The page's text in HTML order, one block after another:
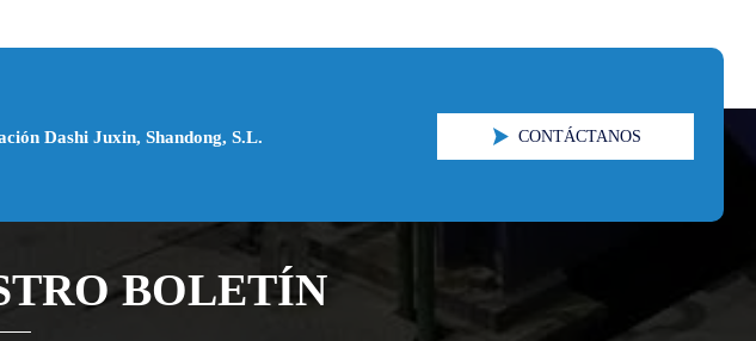
Dashi Juxin, Shandong, S.L.  CONTÁCTANOS
BOLETÍN